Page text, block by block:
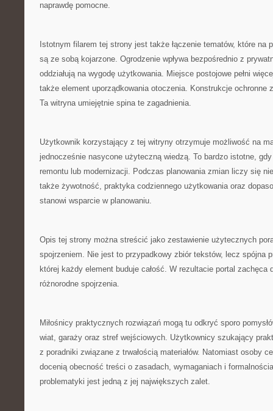
naprawdę pomocne.
Istotnym filarem tej strony jest także łączenie tematów, które na
są ze sobą kojarzone. Ogrodzenie wpływa bezpośrednio z
oddziałują na wygodę użytkowania. Miejsce postojowe pełni
także element uporządkowania otoczenia. Konstrukcje ochronne
Ta witryna umiejętnie spina te zagadnienia.
Użytkownik korzystający z tej witryny otrzymuje możliwość na
jednocześnie nasycone użyteczną wiedzą. To bardzo istotne,
remontu lub modernizacji. Podczas planowania zmian liczy się
także żywotność, praktyka codziennego użytkowania oraz
stanowi wsparcie w planowaniu.
Opis tej strony można streścić jako zestawienie użytecznych
spojrzeniem. Nie jest to przypadkowy zbiór tekstów, lecz spójna
której każdy element buduje całość. W rezultacie portal zachęca
różnorodne spojrzenia.
Miłośnicy praktycznych rozwiązań mogą tu odkryć sporo
wiat, garaży oraz stref wejściowych. Użytkownicy szukający
z poradniki związane z trwałością materiałów. Natomiast osoby
docenią obecność treści o zasadach, wymaganiach i
problematyki jest jedną z jej największych zalet.